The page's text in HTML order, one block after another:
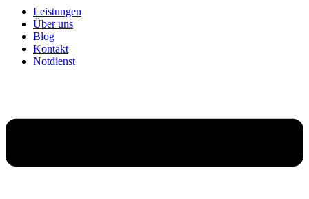
Leistungen
Über uns
Blog
Kontakt
Notdienst